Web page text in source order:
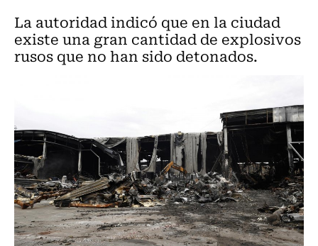
La autoridad indicó que en la ciudad
existe una gran cantidad de explosivos
rusos que no han sido detonados.